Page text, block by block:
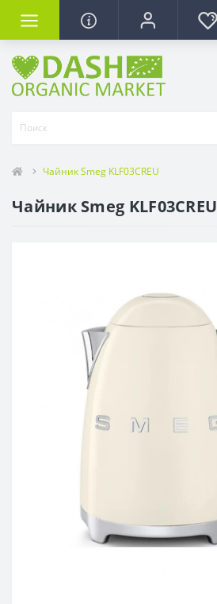
Чайник Smeg KLF03CREU
Чайник Smeg KLF03CREU